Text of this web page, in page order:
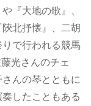
『大地の歌』、
北抒懐』、二胡
で行われる競馬
光さんのチェ
んの琴とともに
したこともある